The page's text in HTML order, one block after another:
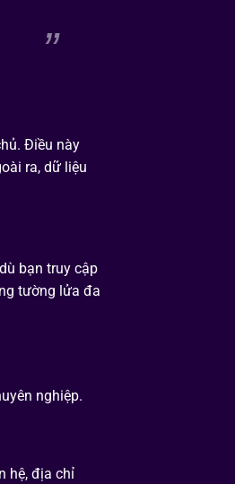
Điều này
ra, dữ liệu
bạn truy cập
tường lửa đa
nghiệp.
hệ, địa chỉ